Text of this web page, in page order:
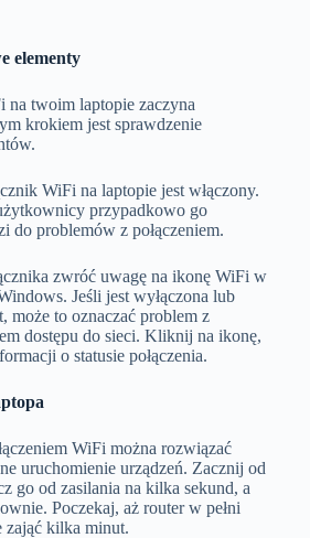
elementy
na twoim laptopie zaczyna
krokiem jest sprawdzenie
WiFi na laptopie jest włączony.
przypadkowo go
do problemów z połączeniem.
zwróć uwagę na ikonę WiFi w
Jeśli jest wyłączona lub
może to oznaczać problem z
dostępu do sieci. Kliknij na ikonę,
o statusie połączenia.
WiFi można rozwiązać
uruchomienie urządzeń. Zacznij od
go od zasilania na kilka sekund, a
Poczekaj, aż router w pełni
zająć kilka minut.